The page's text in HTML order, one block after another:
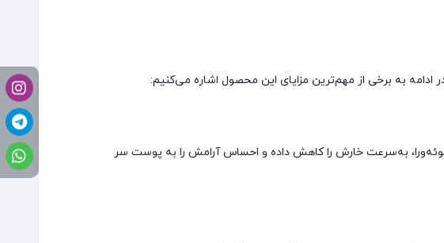
به برخی از مهم‌ترین مزایای این محصول اشاره می‌کنیم:
به‌سرعت خارش را کاهش داده و احساس آرامش را به پوست سر